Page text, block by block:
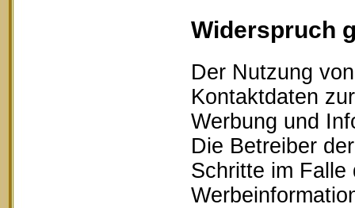
Widerspruch
Der Nutzung
Kontaktdaten
Werbung und
Die Betreiber
Schritte im Falle